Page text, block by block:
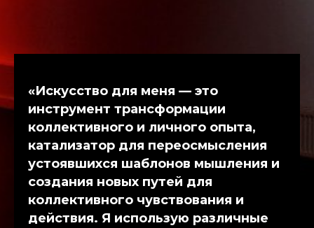
«Искусство для меня — это
инструмент трансформации
коллективного и личного опыта,
катализатор для переосмысления
устоявшихся шаблонов мышления и
создания новых путей для
коллективного чувствования и
действия. Я использую различные